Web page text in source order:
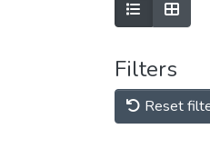
Filters
Reset